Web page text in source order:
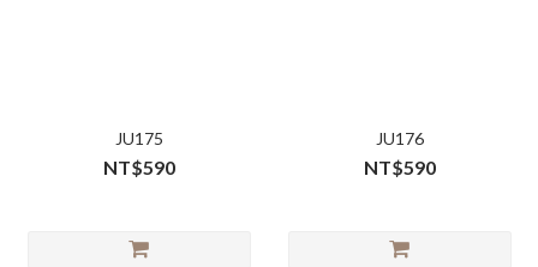
JU175
NT$590
JU176
NT$590